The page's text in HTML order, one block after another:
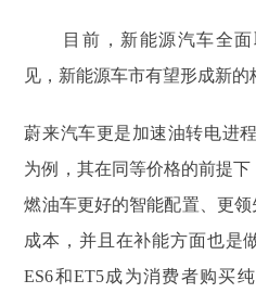
目前，新能源汽车全
见，新能源车市有望形成新的
蔚来汽车更是加速油转电进
为例，其在同等价格的前提
燃油车更好的智能配置、更
成本，并且在补能方面也是
ES6和ET5成为消费者购买